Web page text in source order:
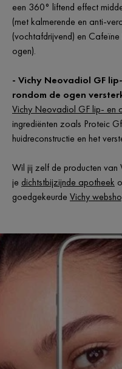
een 360° liftend effect
(met kalmerende en anti-
(vochtafdrijvend) en
ogen).
- Vichy Neovadiol GF
rondom de ogen
Vichy Neovadiol GF lip- en
ingrediënten zoals Proteic
huidreconstructie en het
Wil jij zelf de producten van
je dichtstbijzijnde apotheek
goedgekeurde Vichy